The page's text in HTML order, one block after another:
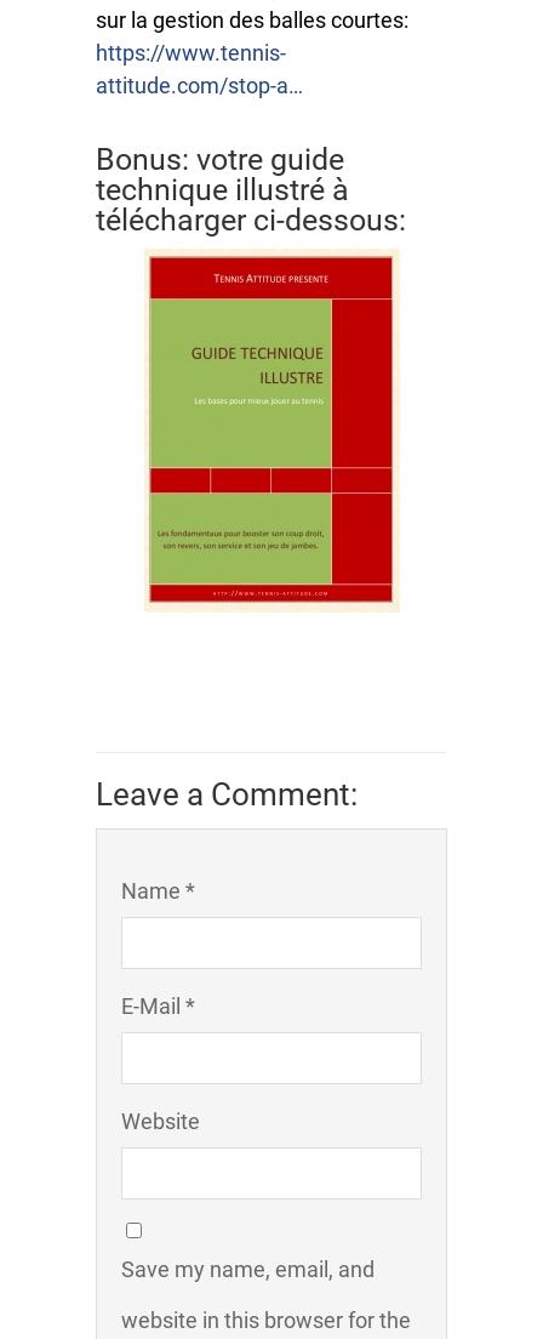
sur la gestion des balles courtes:
https://www.tennis-
attitude.com/stop-a…
Bonus: votre guide
technique illustré à
télécharger ci-dessous:
Leave a Comment:
Name *
E-Mail *
Website
Save my name, email, and
website in this browser for the